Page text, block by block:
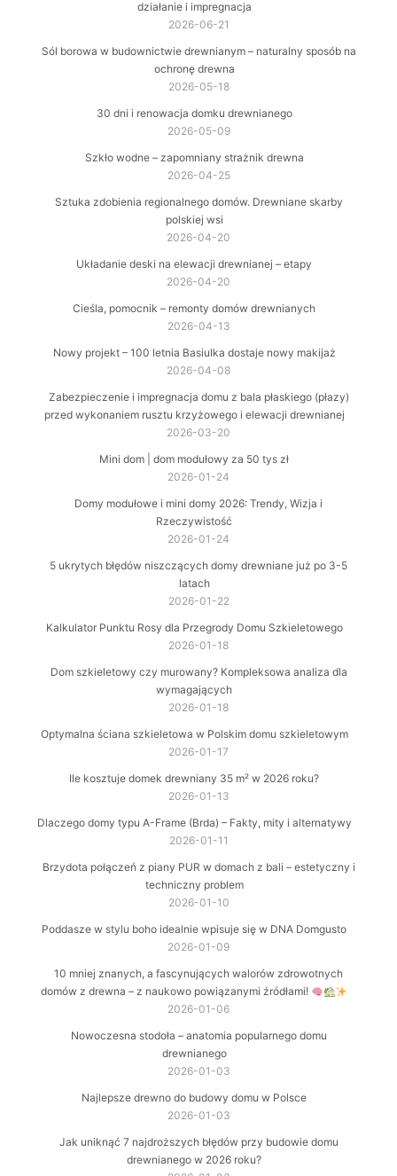
działanie i impregnacja
2026-06-21
Sól borowa w budownictwie drewnianym – naturalny sposób na
ochronę drewna
2026-05-18
30 dni i renowacja domku drewnianego
2026-05-09
Szkło wodne – zapomniany strażnik drewna
2026-04-25
Sztuka zdobienia regionalnego domów. Drewniane skarby
polskiej wsi
2026-04-20
Układanie deski na elewacji drewnianej – etapy
2026-04-20
Cieśla, pomocnik – remonty domów drewnianych
2026-04-13
Nowy projekt – 100 letnia Basiulka dostaje nowy makijaż
2026-04-08
Zabezpieczenie i impregnacja domu z bala płaskiego (płazy)
przed wykonaniem rusztu krzyżowego i elewacji drewnianej
2026-03-20
Mini dom | dom modułowy za 50 tys zł
2026-01-24
Domy modułowe i mini domy 2026: Trendy, Wizja i
Rzeczywistość
2026-01-24
5 ukrytych błędów niszczących domy drewniane już po 3-5
latach
2026-01-22
Kalkulator Punktu Rosy dla Przegrody Domu Szkieletowego
2026-01-18
Dom szkieletowy czy murowany? Kompleksowa analiza dla
wymagających
2026-01-18
Optymalna ściana szkieletowa w Polskim domu szkieletowym
2026-01-17
Ile kosztuje domek drewniany 35 m² w 2026 roku?
2026-01-13
Dlaczego domy typu A-Frame (Brda) – Fakty, mity i alternatywy
2026-01-11
Brzydota połączeń z piany PUR w domach z bali – estetyczny i
techniczny problem
2026-01-10
Poddasze w stylu boho idealnie wpisuje się w DNA Domgusto
2026-01-09
10 mniej znanych, a fascynujących walorów zdrowotnych
domów z drewna – z naukowo powiązanymi źródłami!
2026-01-06
Nowoczesna stodoła – anatomia popularnego domu
drewnianego
2026-01-03
Najlepsze drewno do budowy domu w Polsce
2026-01-03
Jak uniknąć 7 najdroższych błędów przy budowie domu
drewnianego w 2026 roku?